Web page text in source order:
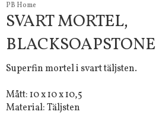
PB Home
SVART MORTEL,
BLACKSOAPSTONE
Superfin mortel i svart täljsten.
Mått: 10 x 10 x 10,5
Material: Täljsten